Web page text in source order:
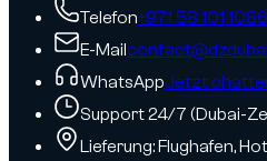
Telefon+971 58 101 1086
E-Mail
WhatsAppJetzt
Support 24/7 (Dubai-
Lieferung: Flughafen,